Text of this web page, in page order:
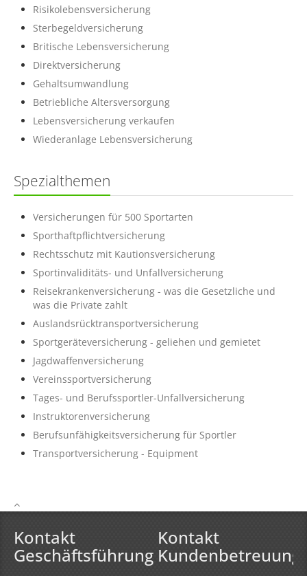
Risikolebensversicherung
Sterbegeldversicherung
Britische Lebensversicherung
Direktversicherung
Gehaltsumwandlung
Betriebliche Altersversorgung
Lebensversicherung verkaufen
Wiederanlage Lebensversicherung
Spezialthemen
Versicherungen für 500 Sportarten
Sporthaftpflichtversicherung
Rechtsschutz mit Kautionsversicherung
Sportinvaliditäts- und Unfallversicherung
Reisekrankenversicherung - was die Gesetzliche und
was die Private zahlt
Auslandsrücktransportversicherung
Sportgeräteversicherung - geliehen und gemietet
Jagdwaffenversicherung
Vereinssportversicherung
Tages- und Berufssportler-Unfallversicherung
Instruktorenversicherung
Berufsunfähigkeitsversicherung für Sportler
Transportversicherung - Equipment
Kontakt
Geschäftsführung
Kontakt
Kundenbetreuung